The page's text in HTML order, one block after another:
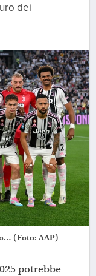
dei
(Foto: AAP)
potrebbe